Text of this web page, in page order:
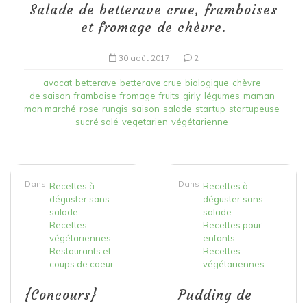
Salade de betterave crue, framboises
et fromage de chèvre.
30 août 2017 2
avocat betterave betterave crue biologique chèvre
de saison framboise fromage fruits girly légumes maman
mon marché rose rungis saison salade startup startupeuse
sucré salé vegetarien végétarienne
Dans Recettes à
déguster sans
salade
Recettes
végétariennes
Restaurants et
coups de coeur
{Concours}
Dans Recettes à
déguster sans
salade
Recettes pour
enfants
Recettes
végétariennes
Pudding de